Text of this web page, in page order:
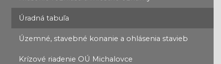
Úradná tabuľa
Územné, stavebné konanie a ohlásenia stavieb
Krízové riadenie OÚ Michalovce